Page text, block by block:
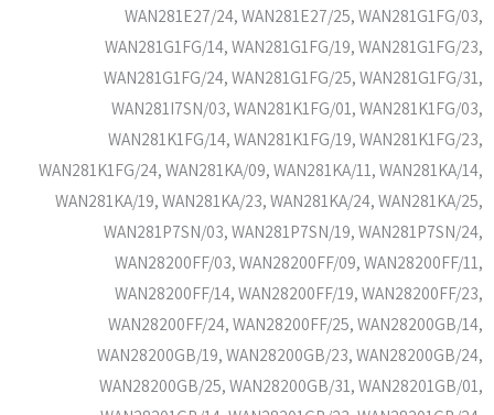
WAN281E27/24, WAN281E27/25, WAN281G1FG/03,
WAN281G1FG/14, WAN281G1FG/19, WAN281G1FG/23,
WAN281G1FG/24, WAN281G1FG/25, WAN281G1FG/31,
WAN281I7SN/03, WAN281K1FG/01, WAN281K1FG/03,
WAN281K1FG/14, WAN281K1FG/19, WAN281K1FG/23,
WAN281K1FG/24, WAN281KA/09, WAN281KA/11, WAN281KA/14,
WAN281KA/19, WAN281KA/23, WAN281KA/24, WAN281KA/25,
WAN281P7SN/03, WAN281P7SN/19, WAN281P7SN/24,
WAN28200FF/03, WAN28200FF/09, WAN28200FF/11,
WAN28200FF/14, WAN28200FF/19, WAN28200FF/23,
WAN28200FF/24, WAN28200FF/25, WAN28200GB/14,
WAN28200GB/19, WAN28200GB/23, WAN28200GB/24,
WAN28200GB/25, WAN28200GB/31, WAN28201GB/01,